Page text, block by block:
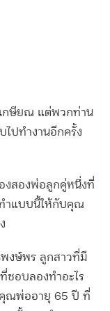
กษียณ แต่พวกท่าน
ไปทำงานอีกครั้ง
งสองพ่อลูกคู่หนึ่งที่
ทำแบบนี้ให้กับคุณ
งษ์พร ลูกสาวที่มี
ชอบลองทำอะไร
ณพ่ออายุ 65 ปี ที่